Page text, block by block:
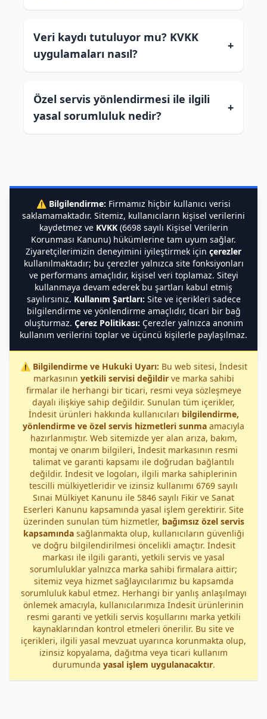
Veri kaydı tutuluyor mu? KVKK
uygulamaları nasıl?
+
Özel servis yönlendirmesi ile ilgili
yasal sorumluluk nedir?
+
⚠️ Bilgilendirme: Firmamız hiçbir kullanıcı verisi
saklamamaktadır. Sitemiz, kullanıcıların kişisel verilerini
kaydetmez ve KVKK(6698 sayılı Kişisel Verilerin
Korunması Kanunu) hükümlerine tam uyum sağlar.
Ziyaretçilerimizin deneyimini iyileştirmek için çerezler
kullanılmaktadır; bu çerezler yalnızca site fonksiyonları
ve performans amaçlıdır, kişisel veri toplamaz. Siteyi
kullanmaya devam ederek bu şartları kabul etmiş
sayılırsınız. Kullanım Şartları: Site ve içerikleri sadece
bilgilendirme ve yönlendirme amaçlıdır, ticari bir bağ
oluşturmaz. Çerez Politikası: Çerezler yalnızca anonim
kullanım verilerini toplar ve üçüncü kişilerle paylaşılmaz.
⚠️ Bilgilendirme ve Hukuki Uyarı: Bu web sitesi, İndesit
markasının yetkili servisi değildirve marka sahibi
firmalar ile herhangi bir ticari, resmi veya sözleşmeye
dayalı ilişkiye sahip değildir. Sunulan tüm içerikler,
İndesit ürünleri hakkında kullanıcıları bilgilendirme,
yönlendirme ve özel servis hizmetleri sunma amacıyla
hazırlanmıştır. Web sitemizde yer alan arıza, bakım,
montaj ve onarım bilgileri, İndesit markasının resmi
talimat ve garanti kapsamı ile doğrudan bağlantılı
değildir. İndesit ve logoları, ilgili marka sahiplerinin
tescilli mülkiyetleridir ve izinsiz kullanımı 6769 sayılı
Sınai Mülkiyet Kanunu ile 5846 sayılı Fikir ve Sanat
Eserleri Kanunu kapsamında yasal işlem gerektirir. Site
üzerinden sunulan tüm hizmetler, bağımsız özel servis
kapsamındasağlanmakta olup, kullanıcıların güvenliği
ve doğru bilgilendirilmesi öncelikli amaçtır. İndesit
markası ile ilgili garanti, yetkili servis ve yasal
sorumluluklar yalnızca marka sahibi firmalara aittir;
sitemiz veya hizmet sağlayıcılarımız bu kapsamda
sorumluluk kabul etmez. Herhangi bir yanlış anlaşılmayı
önlemek amacıyla, kullanıcılarımıza İndesit ürünlerinin
resmi garanti ve yetkili servis koşullarını marka yetkili
kaynaklarından kontrol etmeleri önerilir. Bu site ve
içerikleri, ilgili yasal mevzuat uyarınca korunmakta olup,
izinsiz kopyalama, dağıtma veya ticari kullanım
durumunda yasal işlem uygulanacaktır.